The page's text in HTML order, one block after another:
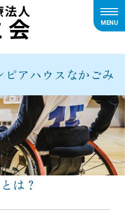
MENU
アハウスなかごみ
は？